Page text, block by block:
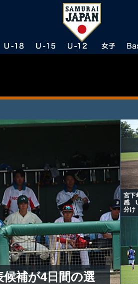
補が4日間の選
宮下
感
分け